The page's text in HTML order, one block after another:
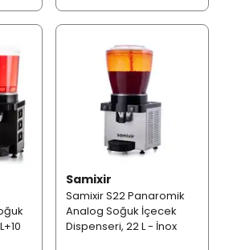
Samixir
Samixir S22 Panaromik
Analog Soğuk İçecek
Dispenseri, 22 L - İnox